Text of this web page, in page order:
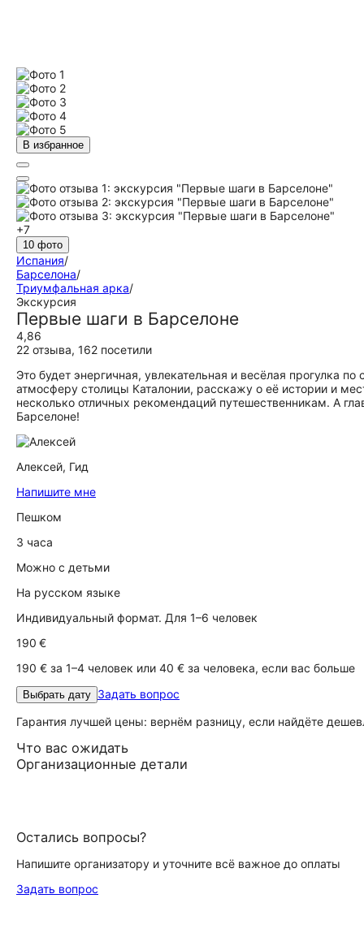
В избранное
+7
10 фото
Испания/
Барселона/
Триумфальная арка/
Экскурсия
Первые шаги в Барселоне
4,86
22 отзыва, 162 посетили
Это будет энергичная, увлекательная и весёлая прогулка
атмосферу столицы Каталонии, расскажу о её истории и
несколько отличных рекомендаций путешественникам. А
Барселоне!
Алексей, Гид
Напишите мне
Пешком
3 часа
Можно с детьми
На русском языке
Индивидуальный формат. Для 1–6 человек
190 €
190 € за 1–4 человек или 40 € за человека, если вас больше
Выбрать дату Задать вопрос
Гарантия лучшей цены: вернём разницу, если найдёте
Что вас ожидать
Организационные детали
Остались вопросы?
Напишите организатору и уточните всё важное до оплаты
Задать вопрос